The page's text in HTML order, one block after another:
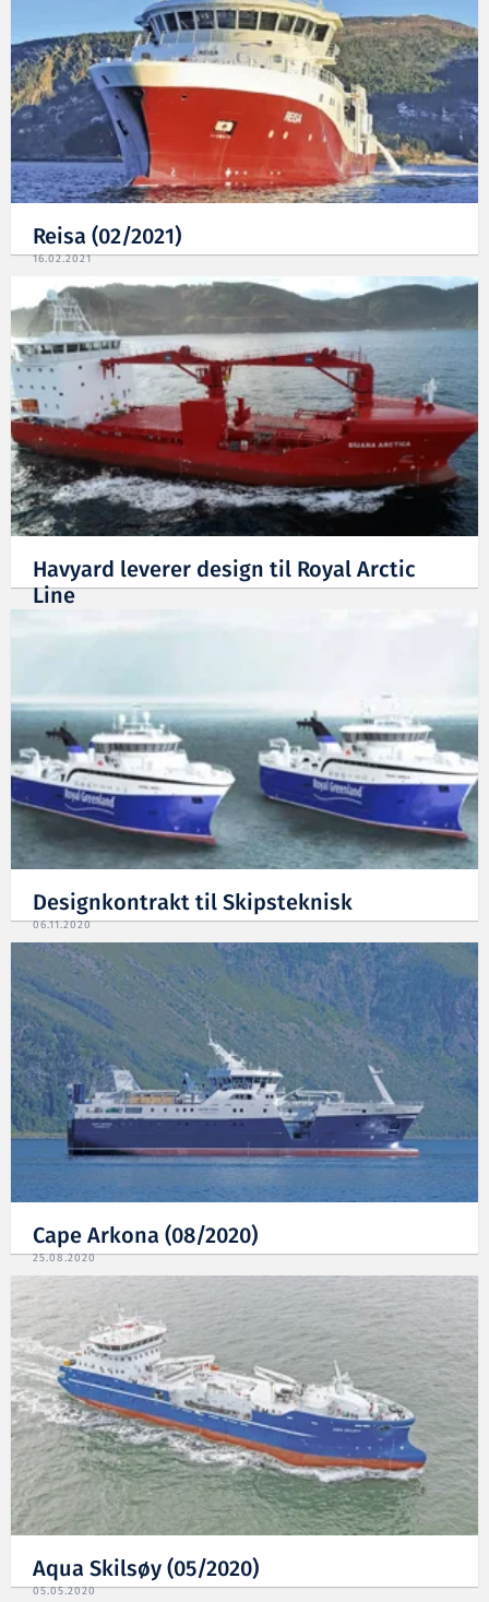
Reisa (02/2021)
16.02.2021
Havyard leverer design til Royal Arctic
Line
Designkontrakt til Skipsteknisk
06.11.2020
Cape Arkona (08/2020)
25.08.2020
Aqua Skilsøy (05/2020)
05.05.2020